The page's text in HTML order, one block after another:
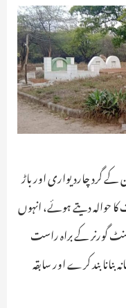
کے گرد چاردیواری اور باڑ
حوالہ دیتے ہوئے، انہوں
گورنر کے براہ راست
بند کرے اور سابقہ